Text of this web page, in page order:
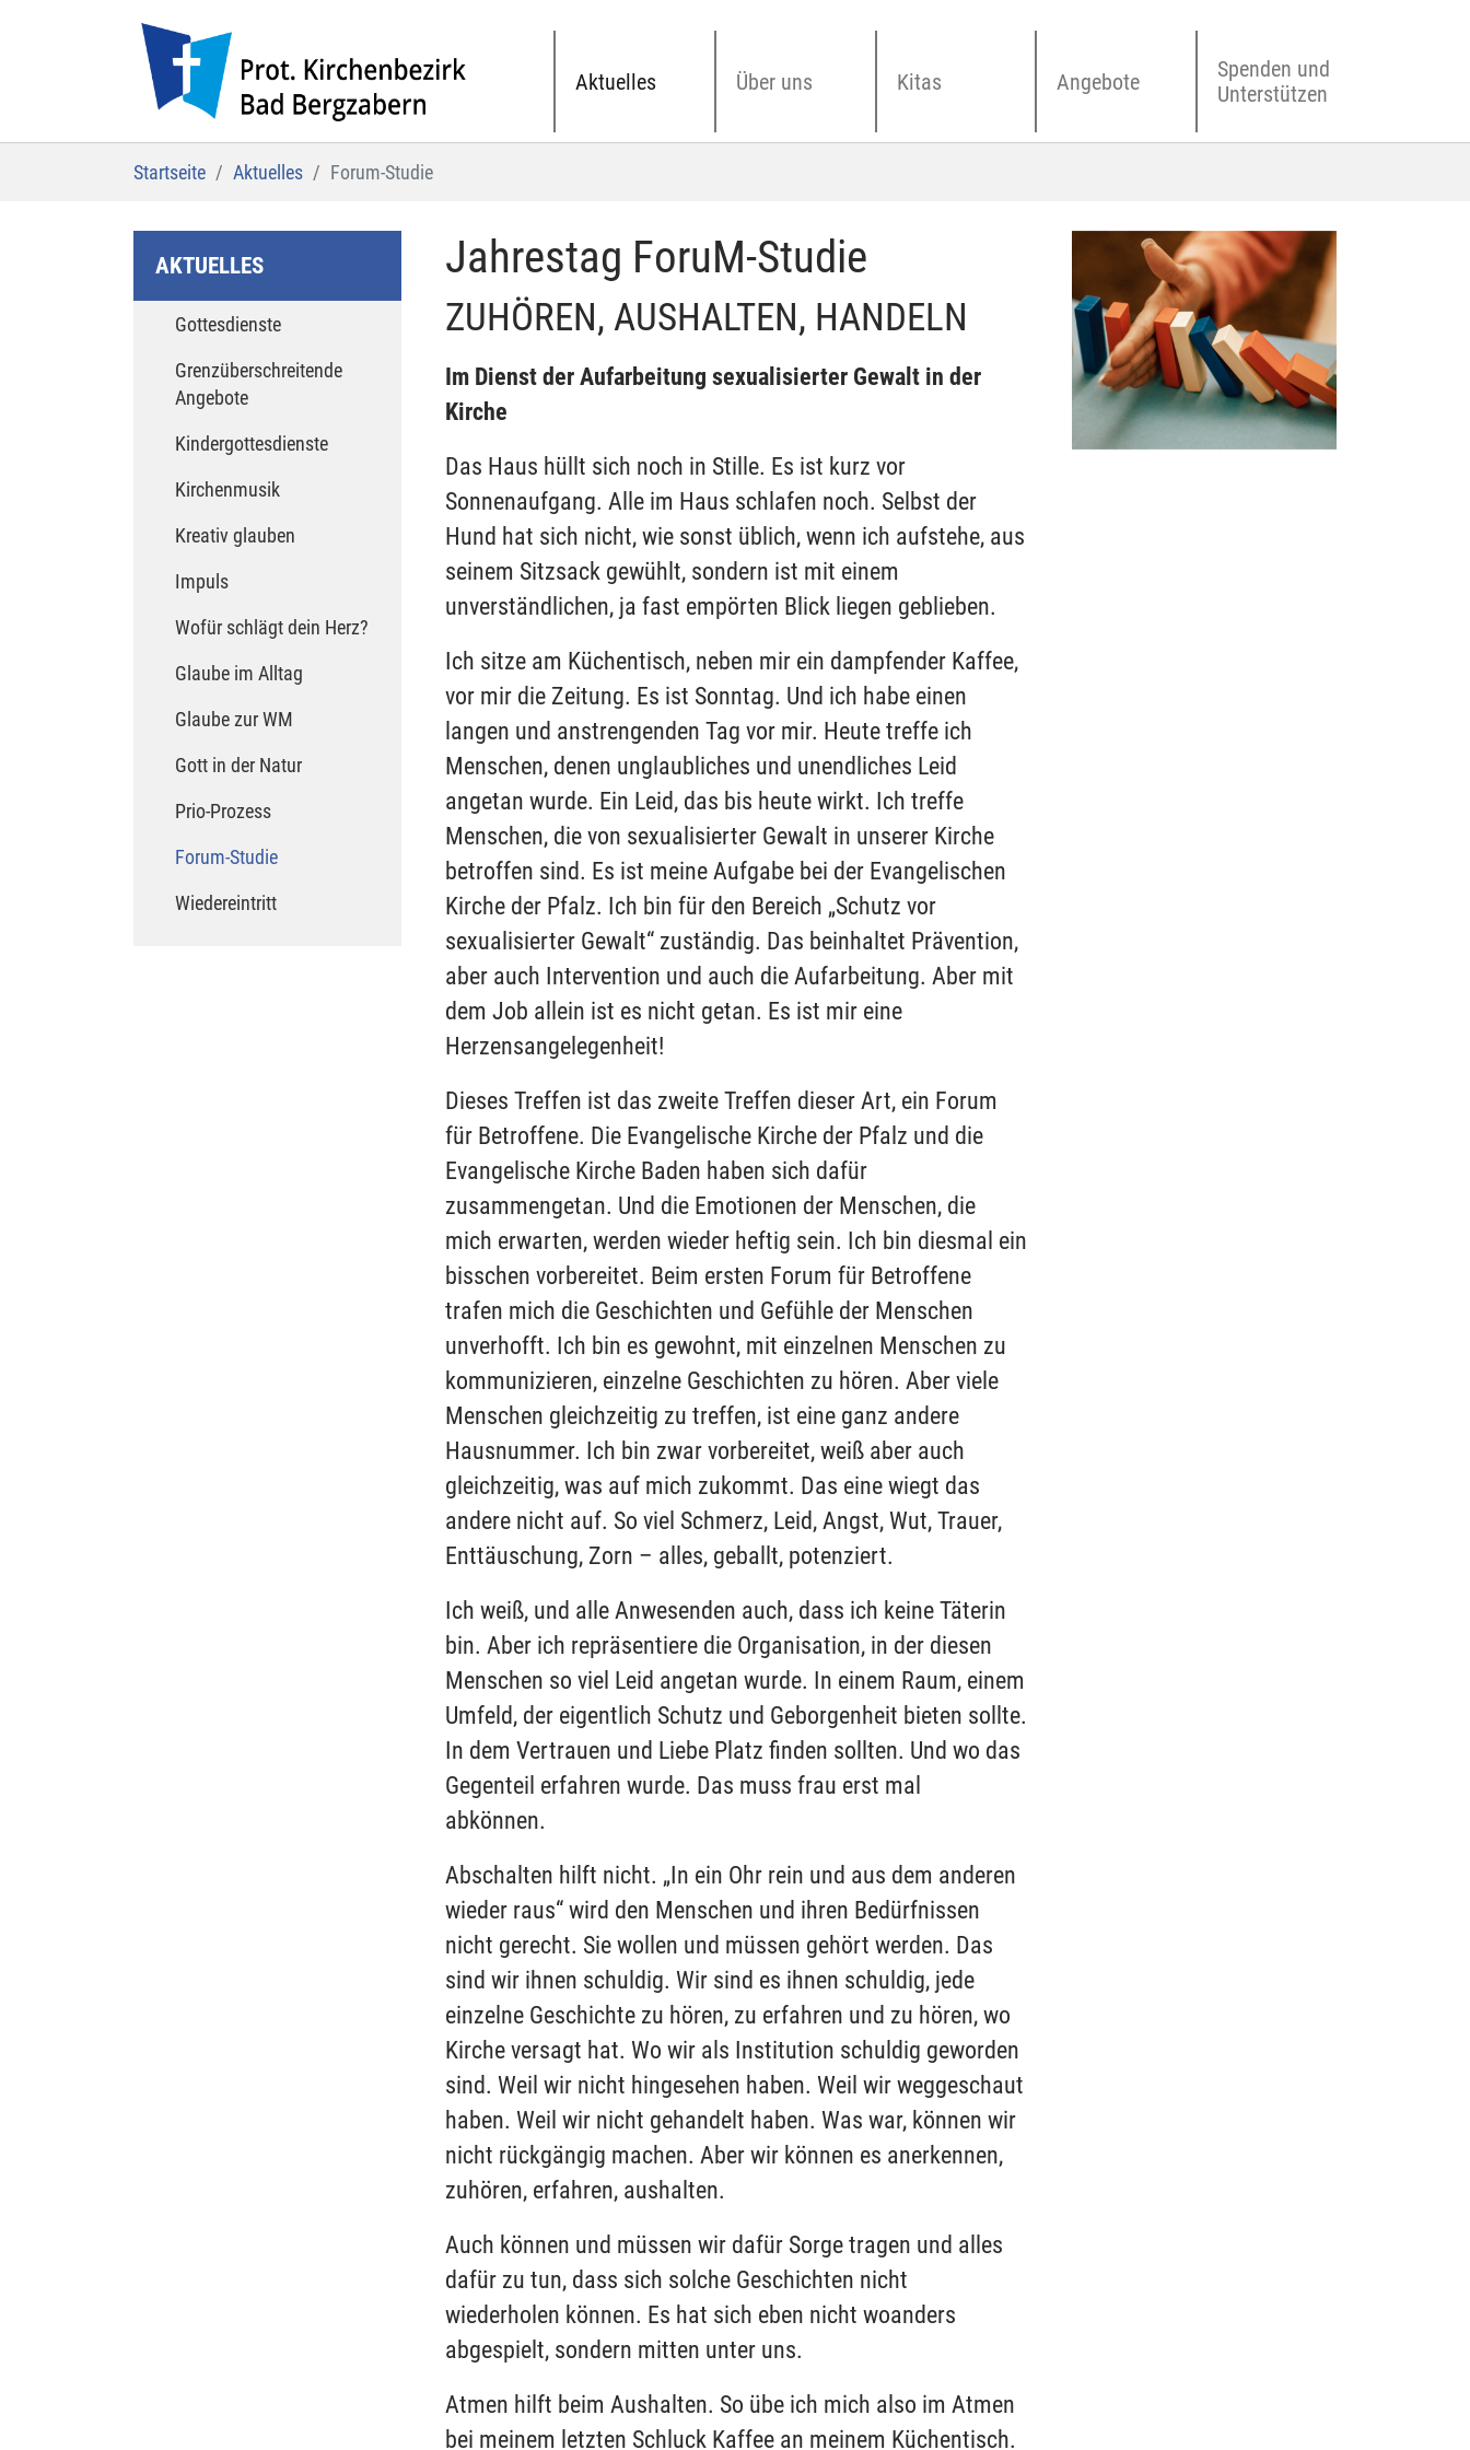
Aktuelles Über uns Kitas Angebote
Spenden und
Unterstützen
Startseite Aktuelles Forum-Studie
AKTUELLES
Gottesdienste
Grenzüberschreitende
Angebote
Kindergottesdienste
Kirchenmusik
Kreativ glauben
Impuls
Wofür schlägt dein Herz?
Glaube im Alltag
Glaube zur WM
Gott in der Natur
Prio-Prozess
Forum-Studie(current)
Wiedereintritt
Jahrestag ForuM-Studie
ZUHÖREN, AUSHALTEN, HANDELN
Im Dienst der Aufarbeitung sexualisierter Gewalt in der
Kirche
Das Haus hüllt sich noch in Stille. Es ist kurz vor
Sonnenaufgang. Alle im Haus schlafen noch. Selbst der
Hund hat sich nicht, wie sonst üblich, wenn ich aufstehe, aus
seinem Sitzsack gewühlt, sondern ist mit einem
unverständlichen, ja fast empörten Blick liegen geblieben.
Ich sitze am Küchentisch, neben mir ein dampfender Kaffee,
vor mir die Zeitung. Es ist Sonntag. Und ich habe einen
langen und anstrengenden Tag vor mir. Heute treffe ich
Menschen, denen unglaubliches und unendliches Leid
angetan wurde. Ein Leid, das bis heute wirkt. Ich treffe
Menschen, die von sexualisierter Gewalt in unserer Kirche
betroffen sind. Es ist meine Aufgabe bei der Evangelischen
Kirche der Pfalz. Ich bin für den Bereich „Schutz vor
sexualisierter Gewalt“ zuständig. Das beinhaltet Prävention,
aber auch Intervention und auch die Aufarbeitung. Aber mit
dem Job allein ist es nicht getan. Es ist mir eine
Herzensangelegenheit!
Dieses Treffen ist das zweite Treffen dieser Art, ein Forum
für Betroffene. Die Evangelische Kirche der Pfalz und die
Evangelische Kirche Baden haben sich dafür
zusammengetan. Und die Emotionen der Menschen, die
mich erwarten, werden wieder heftig sein. Ich bin diesmal ein
bisschen vorbereitet. Beim ersten Forum für Betroffene
trafen mich die Geschichten und Gefühle der Menschen
unverhofft. Ich bin es gewohnt, mit einzelnen Menschen zu
kommunizieren, einzelne Geschichten zu hören. Aber viele
Menschen gleichzeitig zu treffen, ist eine ganz andere
Hausnummer. Ich bin zwar vorbereitet, weiß aber auch
gleichzeitig, was auf mich zukommt. Das eine wiegt das
andere nicht auf. So viel Schmerz, Leid, Angst, Wut, Trauer,
Enttäuschung, Zorn – alles, geballt, potenziert.
Ich weiß, und alle Anwesenden auch, dass ich keine Täterin
bin. Aber ich repräsentiere die Organisation, in der diesen
Menschen so viel Leid angetan wurde. In einem Raum, einem
Umfeld, der eigentlich Schutz und Geborgenheit bieten sollte.
In dem Vertrauen und Liebe Platz finden sollten. Und wo das
Gegenteil erfahren wurde. Das muss frau erst mal
abkönnen.
Abschalten hilft nicht. „In ein Ohr rein und aus dem anderen
wieder raus“ wird den Menschen und ihren Bedürfnissen
nicht gerecht. Sie wollen und müssen gehört werden. Das
sind wir ihnen schuldig. Wir sind es ihnen schuldig, jede
einzelne Geschichte zu hören, zu erfahren und zu hören, wo
Kirche versagt hat. Wo wir als Institution schuldig geworden
sind. Weil wir nicht hingesehen haben. Weil wir weggeschaut
haben. Weil wir nicht gehandelt haben. Was war, können wir
nicht rückgängig machen. Aber wir können es anerkennen,
zuhören, erfahren, aushalten.
Auch können und müssen wir dafür Sorge tragen und alles
dafür zu tun, dass sich solche Geschichten nicht
wiederholen können. Es hat sich eben nicht woanders
abgespielt, sondern mitten unter uns.
Atmen hilft beim Aushalten. So übe ich mich also im Atmen
bei meinem letzten Schluck Kaffee an meinem Küchentisch.